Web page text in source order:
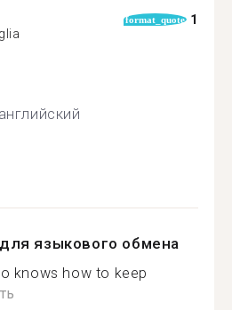
format_quote 1
английский
языкового обмена
knows how to keep